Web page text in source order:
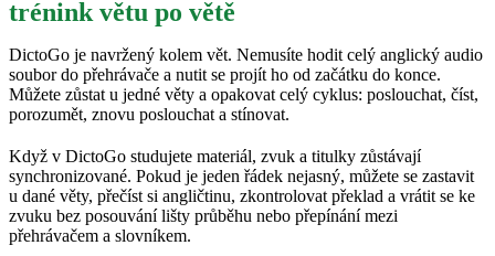
trénink větu po větě
DictoGo je navržený kolem vět. Nemusíte hodit celý anglický audio
soubor do přehrávače a nutit se projít ho od začátku do konce.
Můžete zůstat u jedné věty a opakovat celý cyklus: poslouchat, číst,
porozumět, znovu poslouchat a stínovat.
Když v DictoGo studujete materiál, zvuk a titulky zůstávají
synchronizované. Pokud je jeden řádek nejasný, můžete se zastavit
u dané věty, přečíst si angličtinu, zkontrolovat překlad a vrátit se ke
zvuku bez posouvání lišty průběhu nebo přepínání mezi
přehrávačem a slovníkem.